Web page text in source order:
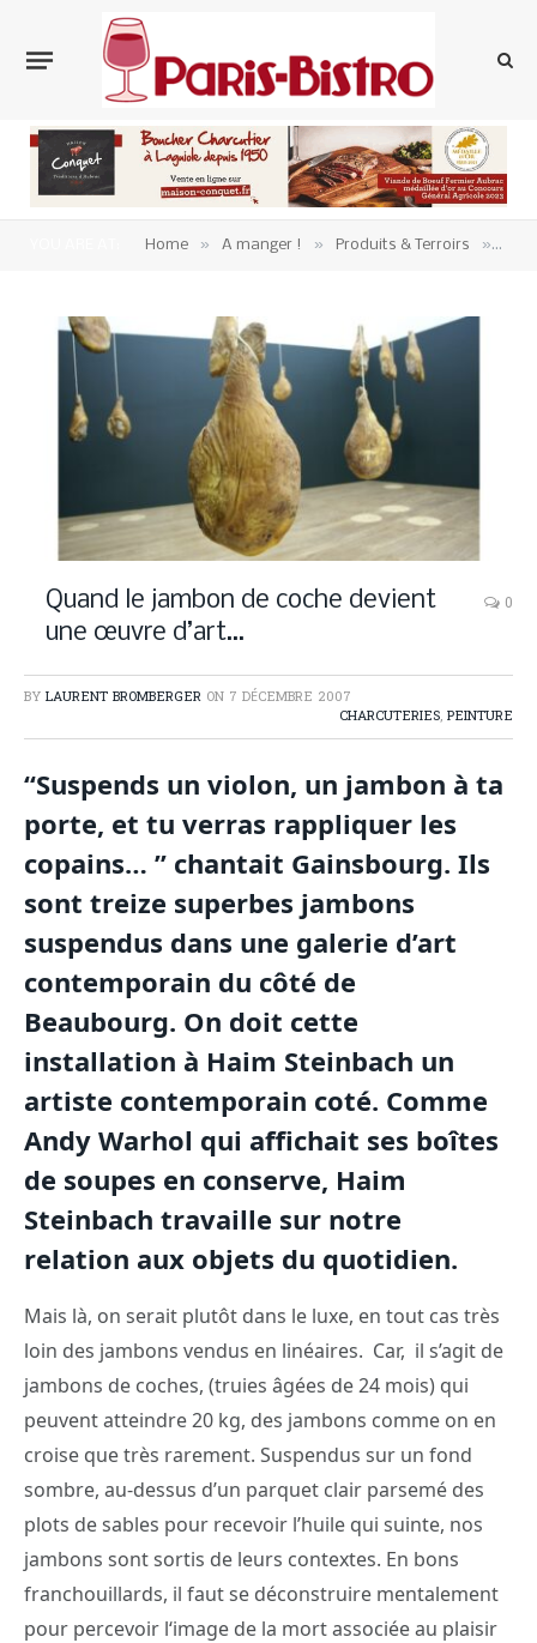
Home » A manger ! » Produits & Terroirs »
Quand le jambon de coche devient
une œuvre d’art…
0
BY LAURENT BROMBERGER ON 7 DÉCEMBRE 2007
CHARCUTERIES, PEINTURE
“Suspends un violon, un jambon à ta
porte, et tu verras rappliquer les
copains… ” chantait Gainsbourg. Ils
sont treize superbes jambons
suspendus dans une galerie d’art
contemporain du côté de
Beaubourg. On doit cette
installation à Haim Steinbach un
artiste contemporain coté. Comme
Andy Warhol qui affichait ses boîtes
de soupes en conserve, Haim
Steinbach travaille sur notre
relation aux objets du quotidien.
Mais là, on serait plutôt dans le luxe, en tout cas très
loin des jambons vendus en linéaires. Car, il s’agit de
jambons de coches, (truies âgées de 24 mois) qui
peuvent atteindre 20 kg, des jambons comme on en
croise que très rarement. Suspendus sur un fond
sombre, au-dessus d’un parquet clair parsemé des
plots de sables pour recevoir l’huile qui suinte, nos
jambons sont sortis de leurs contextes. En bons
franchouillards, il faut se déconstruire mentalement
pour percevoir l‘image de la mort associée au plaisir